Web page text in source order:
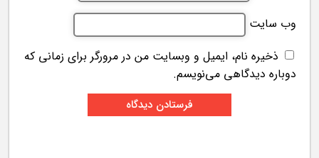
وب‌ سایت
ذخیره نام، ایمیل و وبسایت من در مرورگر برای زمانی که
دوباره دیدگاهی می‌نویسم.